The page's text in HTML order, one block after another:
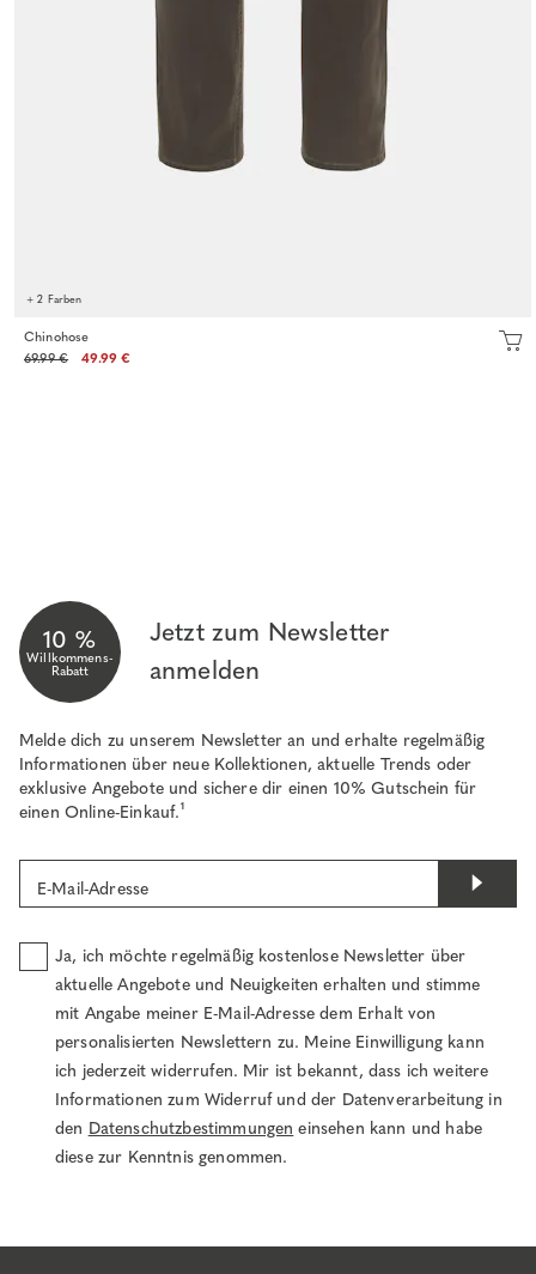
+ 2 Farben
Chinohose
69.99 €
49.99 €
10 %
Willkommens-
Rabatt
Jetzt zum Newsletter
anmelden
Melde dich zu unserem Newsletter an und erhalte regelmäßig
Informationen über neue Kollektionen, aktuelle Trends oder
exklusive Angebote und sichere dir einen 10% Gutschein für
einen Online-Einkauf.¹
E-Mail-Adresse
Ja, ich möchte regelmäßig kostenlose Newsletter über
aktuelle Angebote und Neuigkeiten erhalten und stimme
mit Angabe meiner E-Mail-Adresse dem Erhalt von
personalisierten Newslettern zu. Meine Einwilligung kann
ich jederzeit widerrufen. Mir ist bekannt, dass ich weitere
Informationen zum Widerruf und der Datenverarbeitung in
den Datenschutzbestimmungen einsehen kann und habe
diese zur Kenntnis genommen.